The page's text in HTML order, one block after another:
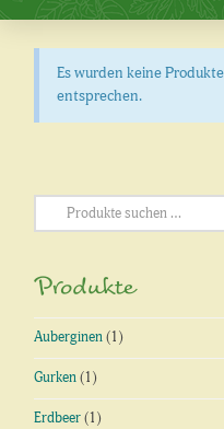
Es wurden keine
entsprechen.
Suchen
nach:
Produkte
Auberginen (1)
Gurken (1)
Erdbeer (1)